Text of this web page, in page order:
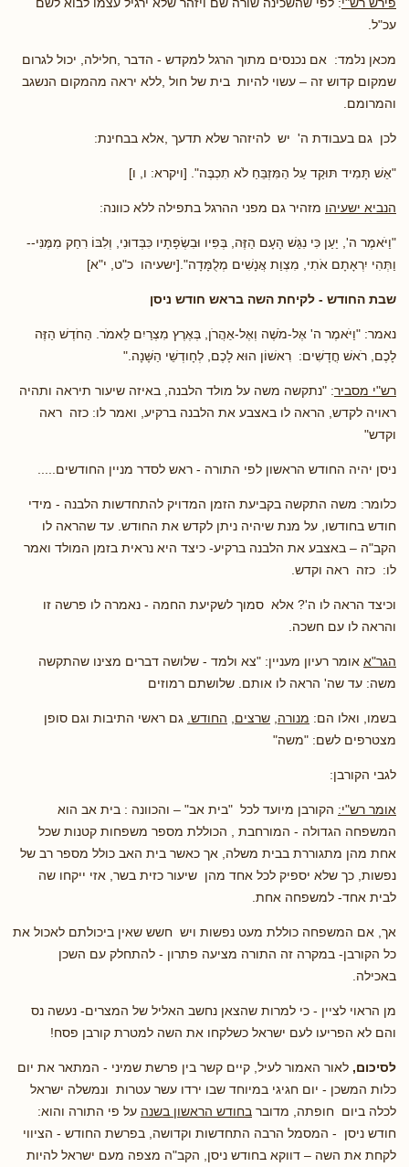
עכ"ל.
מכאן נלמד: אם נכנסים מתוך הרגל למקדש - הדבר ,חלילה, יכול לגרום
שמקום קדוש זה – עשוי להיות בית של חול ,ללא יראה מהמקום הנשגב
והמרומם.
לכן גם בעבודת ה' יש להיזהר שלא תדעך ,אלא בבחינת:
"אֵשׁ תָּמִיד תּוּקַד עַל הַמִּזְבֵּחַ לֹא תִכְבֶּה". [ויקרא: ו, ו]
הנביא ישעיהו מזהיר גם מפני ההרגל בתפילה ללא כוונה:
"וַיֹּאמֶר ה', יַעַן כִּי נִגַּשׁ הָעָם הַזֶּה, בְּפִיו וּבִשְׂפָתָיו כִּבְּדוּנִי, וְלִבּוֹ רִחַק מִמֶּנִּי--
וַתְּהִי יִרְאָתָם אֹתִי, מִצְוַת אֲנָשִׁים מְלֻמָּדָה".[ישעיהו כ"ט, י"א]
שבת החודש - לקיחת השה בראש חודש ניסן
נאמר: "וַיֹּאמֶר ה' אֶל-מֹשֶׁה וְאֶל-אַהֲרֹן, בְּאֶרֶץ מִצְרַיִם לֵאמֹר. הַחֹדֶשׁ הַזֶּה
לָכֶם, רֹאשׁ חֳדָשִׁים: רִאשׁוֹן הוּא לָכֶם, לְחָודְשֵׁי הַשָּׁנָה."
רש"י מסביר: "נתקשה משה על מולד הלבנה, באיזה שיעור תיראה ותהיה
ראויה לקדש, הראה לו באצבע את הלבנה ברקיע, ואמר לו: כזה ראה
וקדש"
ניסן יהיה החודש הראשון לפי התורה - ראש לסדר מניין החודשים.....
כלומר: משה התקשה בקביעת הזמן המדויק להתחדשות הלבנה - מידי
חודש בחודשו, על מנת שיהיה ניתן לקדש את החודש. עד שהראה לו
הקב"ה – באצבע את הלבנה ברקיע- כיצד היא נראית בזמן המולד ואמר
לו: כזה ראה וקדש.
וכיצד הראה לו ה'? אלא סמוך לשקיעת החמה - נאמרה לו פרשה זו
והראה לו עם חשכה.
הגר"א אומר רעיון מעניין: "צא ולמד - שלושה דברים מצינו שהתקשה
משה: עד שה' הראה לו אותם. שלושתם רמוזים
בשמו, ואלו הם: מנורה שרצים החודש. גם ראשי התיבות וגם סופן
מצטרפים לשם: "משה"
לגבי הקורבן:
אומר רש"י: הקורבן מיועד לכל "בית אב" – והכוונה : בית אב הוא
המשפחה הגדולה - המורחבת , הכוללת מספר משפחות קטנות שכל
אחת מהן מתגוררת בבית משלה, אך כאשר בית האב כולל מספר רב של
נפשות, כך שלא יספיק לכל אחד מהן שיעור כזית בשר, אזי ייקחו שה
לבית אחד- למשפחה אחת.
אך, אם המשפחה כוללת מעט נפשות ויש חשש שאין ביכולתם לאכול את
כל הקורבן- במקרה זה התורה מציעה פתרון - להתחלק עם השכן
באכילה.
מן הראוי לציין - כי למרות שהצאן נחשב האליל של המצרים- נעשה נס
והם לא הפריעו לעם ישראל כשלקחו את השה למטרת קורבן פסח!
לסיכום, לאור האמור לעיל, קיים קשר בין פרשת שמיני - המתאר את יום
כלות המשכן - יום חגיגי במיוחד שבו ירדו עשר עטרות ונמשלה ישראל
לכלה ביום חופתה, מדובר בחודש הראשון בשנה על פי התורה והוא:
חודש ניסן - המסמל הרבה התחדשות וקדושה, בפרשת החודש - הציווי
לקחת את השה – דווקא בחודש ניסן, הקב"ה מצפה מעם ישראל להיות